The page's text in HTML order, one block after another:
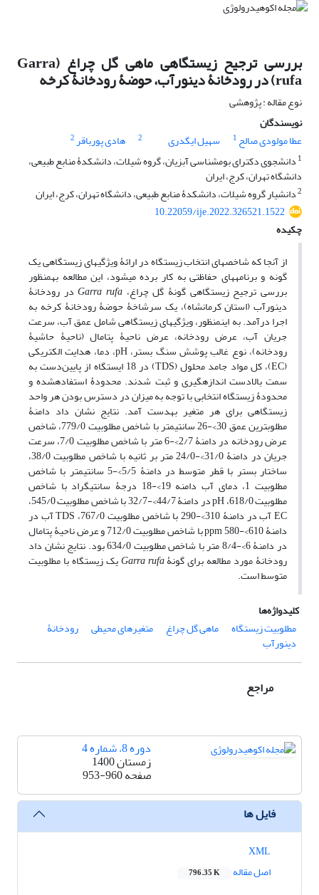
بررسی ترجیح زیستگاهی ماهی گل چراغ (Garra
rufa) در رودخانۀ دینورآب، حوضۀ رودخانۀ کرخه
نوع مقاله : پژوهشی
نویسندگان
عطا مولودی صالح 1 سهیل ایگدری 2 هادی پورباقر2
1 دانشجوی دکترای بوم‏شناسی آبزیان، گروه شیلات، دانشکدۀ منابع طبیعی،
دانشگاه تهران، کرج، ایران
2دانشیار گروه شیلات، دانشکدۀ منابع طبیعی، دانشگاه تهران، کرج، ایران‏
10.22059/ije.2022.326521.1522
چکیده
از آنجا که شاخص‏های انتخاب زیستگاه در ارائۀ ویژگی‏های زیستگاهی یک
گونه و برنامه‏های حفاظتی به کار برده می‏شود، این مطالعه به‏منظور
بررسی ترجیح زیستگاهی گونۀ گل چراغ، Garra rufaدر رودخانۀ
دینورآب (استان کرمانشاه)، یک سرشاخۀ حوضۀ رودخانۀ کرخه به
اجرا درآمد. به این‏منظور، ویژگی‏های زیستگاهی شامل عمق آب، سرعت
جریان آب، عرض رودخانه، عرض ناحیۀ پتامال (ناحیۀ حاشیۀ
رودخانه)، نوع غالب پوشش سنگ بستر، pH، دما، هدایت الکتریکی
(EC)، کل مواد جامد محلول (TDS) در 18 ایستگاه از پایین‌دست به
سمت بالادست اندازه‏گیری و ثبت شدند. محدودۀ استفاده‏شده و
محدودۀ زیستگاه انتخابی با توجه به میزان در دسترس بودن هر واحد
زیستگاهی برای هر متغیر به‏‏دست آمد. نتایج نشان داد دامنۀ
مطلوب‏ترین عمق 30>-26 سانتی‏متر با شاخص مطلوبیت 779/0، شاخص
عرض رودخانه در دامنۀ 2/7>-6 متر با شاخص مطلوبیت 7/0، سرعت
جریان در دامنۀ 31/0>-24/0 متر بر ثانیه با شاخص مطلوبیت 38/0،
ساختار بستر با قطر متوسط در دامنۀ 5/5>-5 سانتی‏متر با شاخص
مطلوبیت 1، دمای آب دامنه 19>-18 درجۀ سانتی‏گراد با شاخص
مطلوبیت 618/0، pH در دامنۀ 44/7>-32/7 با شاخص مطلوبیت 545/0،
EC آب در دامنۀ 310>-290 با شاخص مطلوبیت 767/0، TDS آب در
دامنۀ 610>-580 ppm با شاخص مطلوبیت 712/0 و عرض ناحیۀ پتامال
در دامنۀ 6>-8/4 متر با شاخص مطلوبیت 634/0 بود. نتایج نشان داد
رودخانۀ مورد مطالعه برای گونۀGarra rufaیک زیستگاه با مطلوبیت
متوسط است.
کلیدواژه‌ها
مطلوبیت زیستگاه
ماهی گل چراغ متغیرهای محیطی رودخانۀ
دینورآب
مراجع
دوره 8، شماره 4
زمستان 1400
صفحه953-960
فایل ها
اصل مقاله
796.35 K